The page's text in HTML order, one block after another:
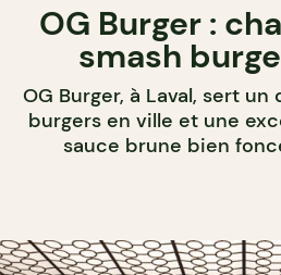
OG Burger :
smash
OG Burger, à Laval, sert
burgers en ville et une
sauce brune bien